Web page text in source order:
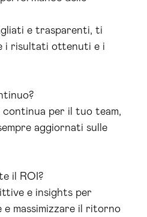
e trasparenti, ti
i risultati ottenuti e i
continua per il tuo team,
aggiornati sulle
il ROI?
e insights per
massimizzare il ritorno